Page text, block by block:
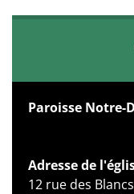
Paroisse Notre-
Adresse de
12 rue des